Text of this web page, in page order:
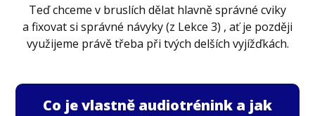
Teď chceme v bruslích dělat hlavně správné cviky
a fixovat si správné návyky (z Lekce 3) , ať je později
využijeme právě třeba při tvých delších vyjížďkách.
Co je vlastně audiotrénink a jak